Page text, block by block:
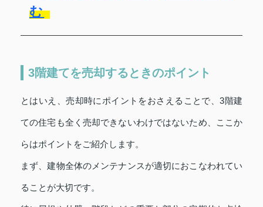
む
3階建てを売却するときのポイント
とはいえ、売却時にポイントをおさえることで、3階建
ての住宅も全く売却できないわけではないため、ここか
らはポイントをご紹介します。
まず、建物全体のメンテナンスが適切におこなわれてい
ることが大切です。